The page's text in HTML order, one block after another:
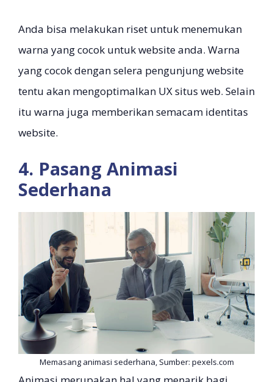
Anda bisa melakukan riset untuk menemukan
warna yang cocok untuk website anda. Warna
yang cocok dengan selera pengunjung website
tentu akan mengoptimalkan UX situs web. Selain
itu warna juga memberikan semacam identitas
website.
4. Pasang Animasi
Sederhana
Memasang animasi sederhana, Sumber: pexels.com